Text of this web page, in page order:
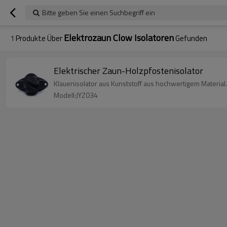
Bitte geben Sie einen Suchbegriff ein
1 Produkte ÜberElektrozaun Clow IsolatorenGefunden
Elektrischer Zaun-Holzpfostenisolator
Klauenisolator aus Kunststoff aus hochwertigem
Modell:JYZ034